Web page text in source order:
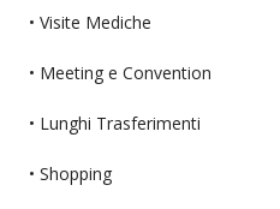
• Visite Mediche
• Meeting e Convention
• Lunghi Trasferimenti
• Shopping